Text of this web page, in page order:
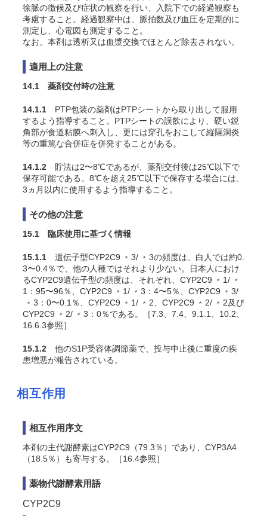
徐脈の徴候及び症状の観察を行い、入院下での経過観察も
考慮すること。経過観察中は、脈拍数及び血圧を定期的に
測定し、心電図も測定すること。
なお、本剤は透析又は血漿交換でほとんど除去されない。
適用上の注意
14.1 薬剤交付時の注意
14.1.1 PTP包装の薬剤はPTPシートから取り出して服用
するよう指導すること。PTPシートの誤飲により、硬い鋭
角部が食道粘膜へ刺入し、更には穿孔をおこして縦隔洞炎
等の重篤な合併症を併発することがある。
14.1.2 貯法は2〜8℃であるが、薬剤交付後は25℃以下で
保存可能である。8℃を超え25℃以下で保存する場合には、
3ヵ月以内に使用するよう指導すること。
その他の注意
15.1 臨床使用に基づく情報
15.1.1 遺伝子型CYP2C9 ＊ 3/ ＊ 3の頻度は、白人では約0.
3〜0.4％で、他の人種ではそれより少ない。日本人におけ
るCYP2C9遺伝子型の頻度は、それぞれ、CYP2C9
＊ 1/ ＊
1：95〜96％、CYP2C9 ＊ 1/ ＊ 3：4〜5％、CYP2C9 ＊ 3/
＊ 3：0〜0.1％、CYP2C9 ＊ 1/ ＊ 2、CYP2C9 ＊ 2/ ＊ 2及び
CYP2C9
＊ 2/ ＊ 3：0％である。［7.3、7.4、9.1.1、10.2、
16.6.3参照］
15.1.2 他のS1P受容体調節薬で、投与中止後に重度の疾
患増悪が報告されている。
相互作用
相互作用序文
本剤の主代謝酵素はCYP2C9（79.3％）であり、CYP3A4
（18.5％）も寄与する。［16.4参照］
薬物代謝酵素用語
CYP2C9